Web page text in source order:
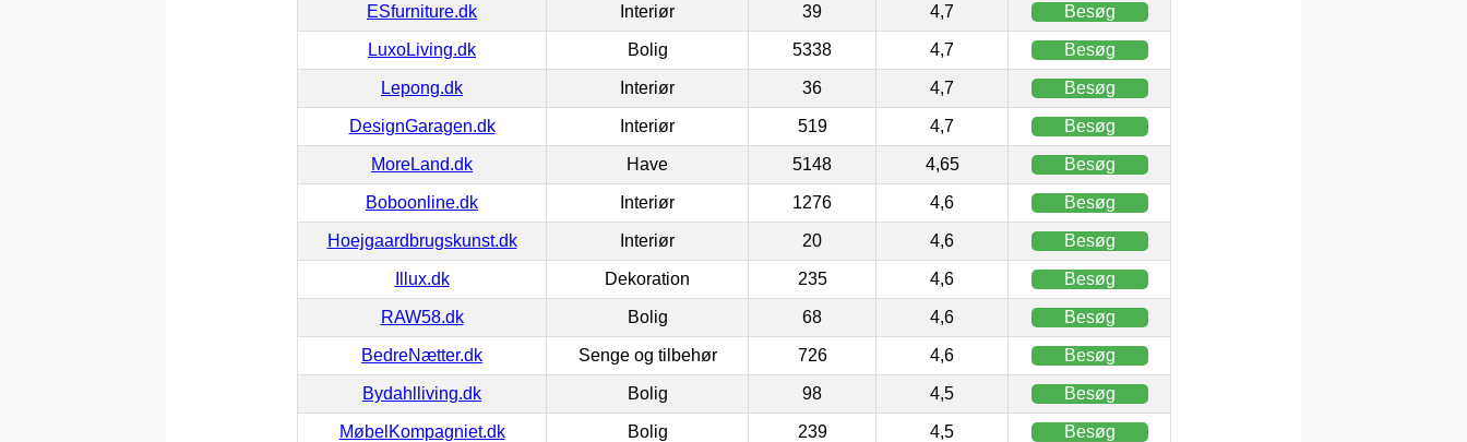
ESfurniture.dk Interiør 39 4,7 Besøg
LuxoLiving.dk Bolig 5338 4,7 Besøg
Lepong.dk Interiør 36 4,7 Besøg
DesignGaragen.dk Interiør 519 4,7 Besøg
MoreLand.dk Have 5148 4,65 Besøg
Boboonline.dk Interiør 1276 4,6 Besøg
Hoejgaardbrugskunst.dk Interiør 20 4,6 Besøg
Illux.dk Dekoration 235 4,6 Besøg
RAW58.dk Bolig 68 4,6 Besøg
BedreNætter.dk Senge og tilbehør 726 4,6 Besøg
Bydahlliving.dk Bolig 98 4,5 Besøg
MøbelKompagniet.dk Bolig 239 4,5 Besøg